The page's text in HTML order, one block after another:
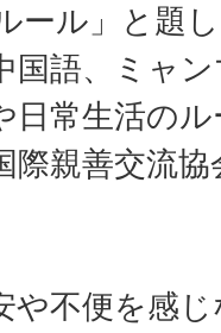
ール」と題
国語、ミャ
日常生活の
際親善交流
や不便を感